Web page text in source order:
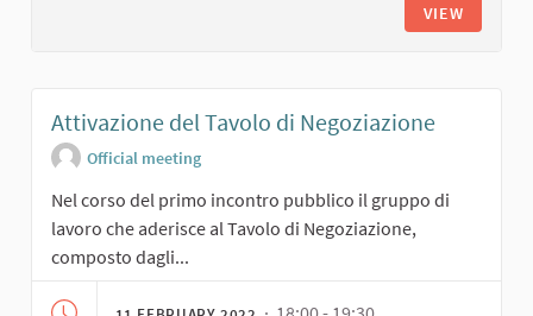
VIEW
Attivazione del Tavolo di Negoziazione
Official meeting
Nel corso del primo incontro pubblico il gruppo di
lavoro che aderisce al Tavolo di Negoziazione,
composto dagli...